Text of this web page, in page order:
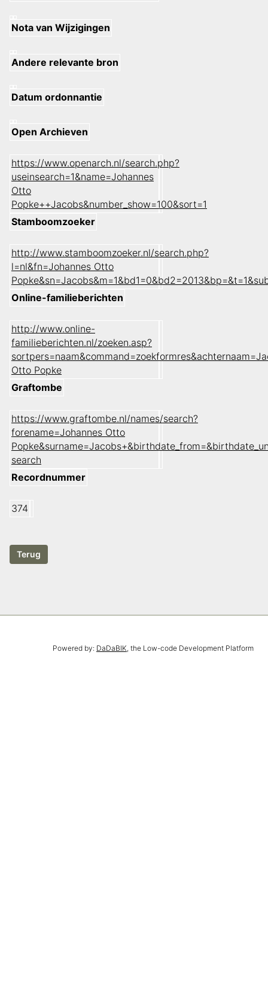
Nota van Wijzigingen
Andere relevante bron
Datum ordonnantie
Open Archieven
https://www.openarch.nl/search.php?
useinsearch=1&name=Johannes
Otto
Popke++Jacobs&number_show=100&sort=1
Stamboomzoeker
http://www.stamboomzoeker.nl/search.php?
l=nl&fn=Johannes Otto
Online-familieberichten
http://www.online-
familieberichten.nl/zoeken.asp?
Otto Popke
Graftombe
https://www.graftombe.nl/names/search?
forename=Johannes Otto
search
Recordnummer
374
Powered by: DaDaBIK, the Low-code Development Platform